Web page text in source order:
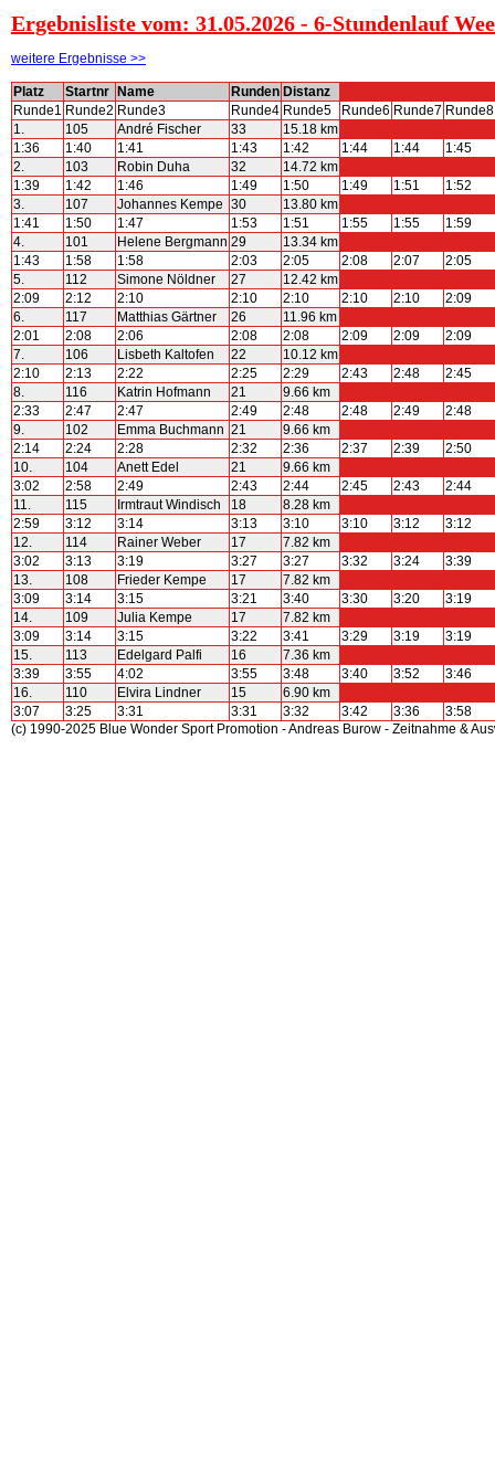
Ergebnisliste vom: 31.05.2026 - 6-Stundenlauf
weitere Ergebnisse >>
Platz Startnr Name Runden Distanz
Runde1 Runde2 Runde3 Runde4 Runde5 Runde6 Runde7 Runde8
1.
105 André Fischer 33
15.18 km
1:36
1:40 1:41 1:43 1:42 1:44 1:44
1:45
2.
103 Robin Duha 32
14.72 km
1:39
1:42 1:46 1:49 1:50 1:49 1:51
1:52
3.
107 Johannes Kempe 30
13.80 km
1:41
1:50 1:47 1:53 1:51 1:55 1:55
1:59
4.
101 Helene Bergmann 29
13.34 km
1:43
1:58 1:58 2:03 2:05 2:08 2:07
2:05
5.
112 Simone Nöldner 27
12.42 km
2:09
2:12 2:10 2:10 2:10 2:10 2:10
2:09
6.
117 Matthias Gärtner 26
11.96 km
2:01
2:08 2:06 2:08 2:08 2:09 2:09
2:09
7.
106 Lisbeth Kaltofen 22
10.12 km
2:10
2:13 2:22 2:25 2:29 2:43 2:48
2:45
8.
116 Katrin Hofmann 21
9.66 km
2:33
2:47 2:47 2:49 2:48 2:48 2:49
2:48
9.
102 Emma Buchmann 21
9.66 km
2:14
2:24 2:28 2:32 2:36 2:37 2:39
2:50
10.
104 Anett Edel 21
9.66 km
3:02
2:58 2:49 2:43 2:44 2:45 2:43
2:44
11.
115 Irmtraut Windisch 18
8.28 km
2:59
3:12 3:14 3:13 3:10 3:10 3:12
3:12
12.
114 Rainer Weber 17
7.82 km
3:02
3:13 3:19 3:27 3:27 3:32 3:24
3:39
13.
108 Frieder Kempe 17
7.82 km
3:09
3:14 3:15 3:21 3:40 3:30 3:20
3:19
14.
109 Julia Kempe 17
7.82 km
3:09
3:14 3:15 3:22 3:41 3:29 3:19
3:19
15.
113 Edelgard Palfi 16
7.36 km
3:39
3:55 4:02 3:55 3:48 3:40 3:52
3:46
16.
110 Elvira Lindner 15
6.90 km
3:07
3:25 3:31 3:31 3:32 3:42 3:36
3:58
(c) 1990-2025 Blue Wonder Sport Promotion - Andreas Burow - Zeitnahme &